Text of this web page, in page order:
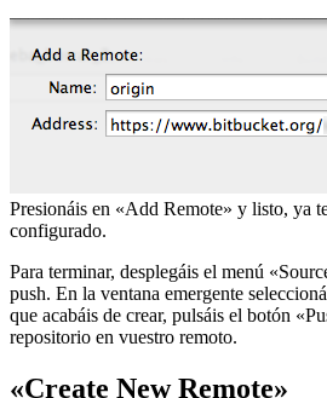
Presionáis en «Add Remote» y listo, ya
configurado.
Para terminar, desplegáis el menú
push. En la ventana emergente
que acabáis de crear, pulsáis el botón
repositorio en vuestro remoto.
«Create New Remote»